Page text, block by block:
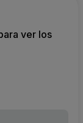
ver los